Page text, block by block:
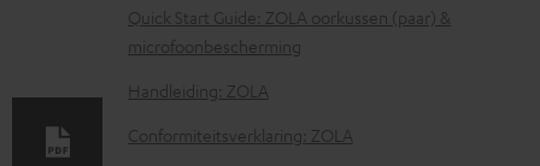
D
o
w
n
Quick Start Guide: ZOLA oorkussen (paar) &
microfoonbescherming
Handleiding: ZOLA
Conformiteitsverklaring: ZOLA